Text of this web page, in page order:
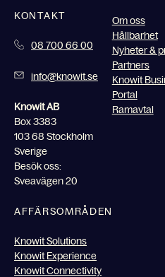
KONTAKT
08 700 66 00
info@knowit.se
Knowit AB
Box 3383
103 68 Stockholm
Sverige
Besök oss:
Sveavägen 20
Om oss
Hållbarhet
Nyheter &
Partners
Knowit
Portal
Ramavtal
AFFÄRSOMRÅDEN
Knowit Solutions
Knowit Experience
Knowit Connectivity